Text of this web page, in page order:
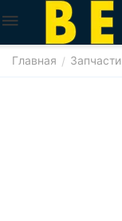
Главная / Запчасти